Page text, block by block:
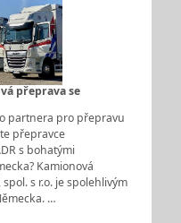
přeprava se
partnera pro přepravu
přepravce
s bohatými
Kamionová
s r.o. je spolehlivým
…